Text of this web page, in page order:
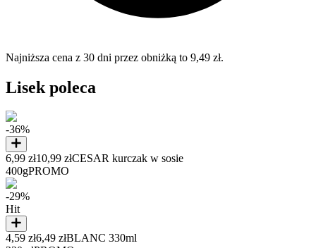
Najniższa cena z 30 dni przez obniżką to 9,49 zł.
Lisek poleca
-36%
6,99 zł10,99 złCESAR kurczak w sosie
400gPROMO
-29%
Hit
4,59 zł6,49 złBLANC 330ml